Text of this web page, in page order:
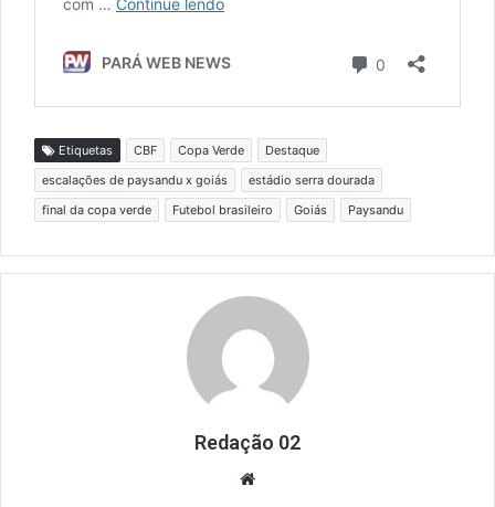
Etiquetas CBF Copa Verde
Destaque
escalações de paysandu x goiás
estádio serra dourada
final da copa verde
Futebol brasileiro Goiás Paysandu
Redação 02
Website